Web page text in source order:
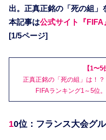
出。正真正銘の「死の組」
本記事は公式サイト『FIFA
[1/5ページ]
【1〜5
正真正銘の「死の組」は！
FIFAランキング1～5位
10位：フランス大会グ